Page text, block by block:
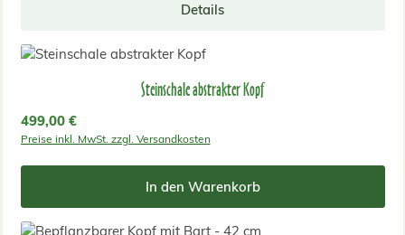
Details
Steinschale abstrakter Kopf
Regulärer Preis:
499,00 €
Preise inkl. MwSt. zzgl. Versandkosten
In den Warenkorb